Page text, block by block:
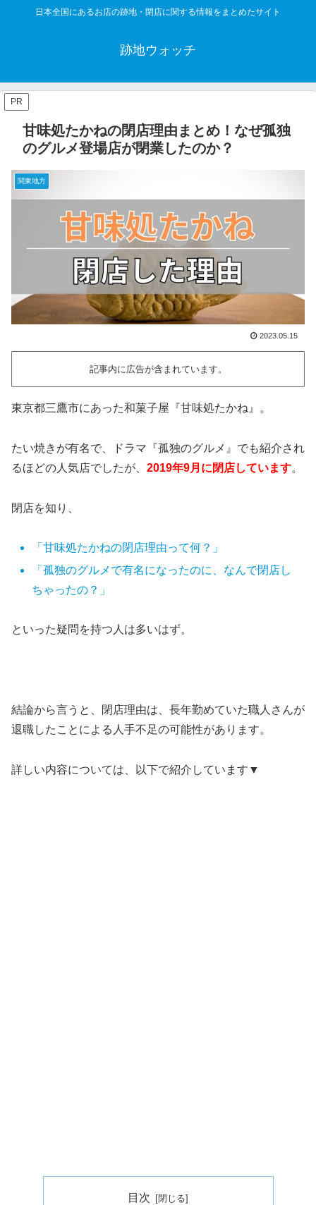
日本全国にあるお店の跡地・閉店に関する情報をまとめたサイト
跡地ウォッチ
PR
甘味処たかねの閉店理由まとめ！なぜ孤独
のグルメ登場店が閉業したのか？
関東地方
2023.05.15
記事内に広告が含まれています。
東京都三鷹市にあった和菓子屋『甘味処たかね』。
たい焼きが有名で、ドラマ『孤独のグルメ』でも紹介され
るほどの人気店でしたが、 2019年9月に閉店しています。
閉店を知り、
「甘味処たかねの閉店理由って何？」
「孤独のグルメで有名になったのに、なんで閉店し
ちゃったの？」
といった疑問を持つ人は多いはず。
結論から言うと、閉店理由は、 長年勤めていた職人さんが
退職したことによる人手不足の可能性があります。
詳しい内容については、以下で紹介しています▼
目次